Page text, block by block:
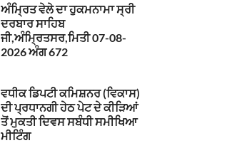
ਅੰਮ੍ਰਿਤ ਵੇਲੇ ਦਾ ਹੁਕਮਨਾਮਾ ਸ੍ਰੀ
ਦਰਬਾਰ ਸਾਹਿਬ
ਜੀ,ਅੰਮ੍ਰਿਤਸਰ,ਮਿਤੀ 07-08-
2026 ਅੰਗ 672
ਵਧੀਕ ਡਿਪਟੀ ਕਮਿਸ਼ਨਰ (ਵਿਕਾਸ)
ਦੀ ਪ੍ਰਧਾਨਗੀ ਹੇਠ ਪੇਟ ਦੇ ਕੀੜਿਆਂ
ਤੋਂ ਮੁਕਤੀ ਦਿਵਸ ਸਬੰਧੀ ਸਮੀਖਿਆ
ਮੀਟਿੰਗ